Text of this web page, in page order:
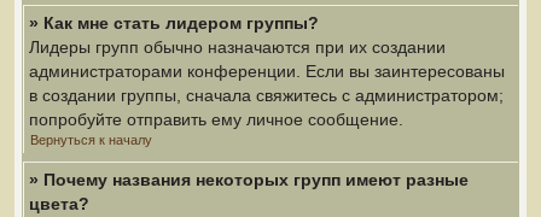
» Как мне стать лидером группы?
Лидеры групп обычно назначаются при их создании
администраторами конференции. Если вы заинтересованы
в создании группы, сначала свяжитесь с администратором;
попробуйте отправить ему личное сообщение.
Вернуться к началу
» Почему названия некоторых групп имеют разные
цвета?